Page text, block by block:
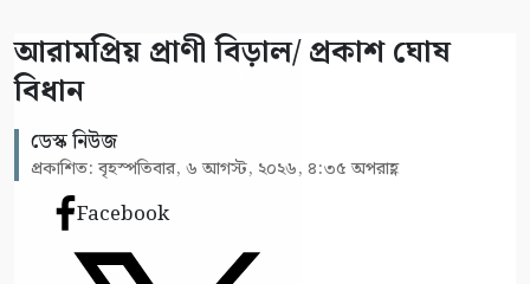
আরামপ্রিয় প্রাণী বিড়াল/ প্রকাশ ঘোষ
বিধান
ডেস্ক নিউজ
প্রকাশিত: বৃহস্পতিবার, ৬ আগস্ট, ২০২৬, ৪:৩৫ অপরাহ্ণ
Facebook